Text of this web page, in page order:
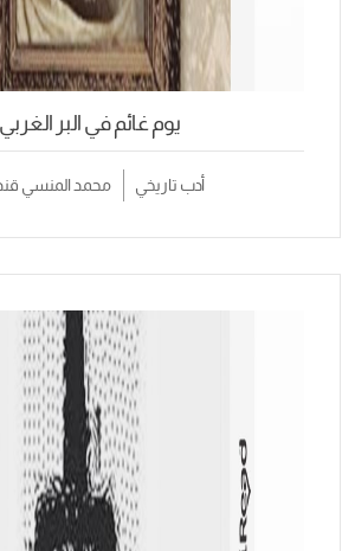
يوم غائم في البر الغربي
أدب تاريخي محمد المنسي